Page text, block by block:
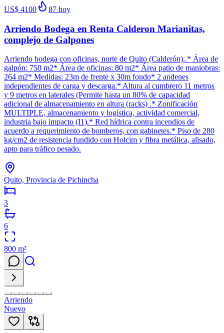
US$ 4100
87 hoy
Arriendo Bodega en Renta Calderon Marianitas,
complejo de Galpones
Arriendo bodega con oficinas, norte de Quito (Calderón)..* Área de
galpón: 750 m2* Área de oficinas: 80 m2* Área patio de maniobras:
264 m2* Medidas: 23m de frente x 30m fondo* 2 andenes
independientes de carga y descarga.* Altura al cumbrero 11 metros
y 9 metros en laterales (Permite hasta un 80% de capacidad
adicional de almacenamiento en altura (racks) .* Zonificación
MULTIPLE, almacenamiento y logística, actividad comercial,
industria bajo impacto (I1).* Red hídrica contra incendios de
acuerdo a requerimiento de bomberos, con gabinetes.* Piso de 280
kg/cm2 de resistencia fundido con Holcim y fibra metálica, alisado,
apto para tráfico pesado.
Quito, Provincia de Pichincha
3
6
800 m²
Arriendo
Nuevo